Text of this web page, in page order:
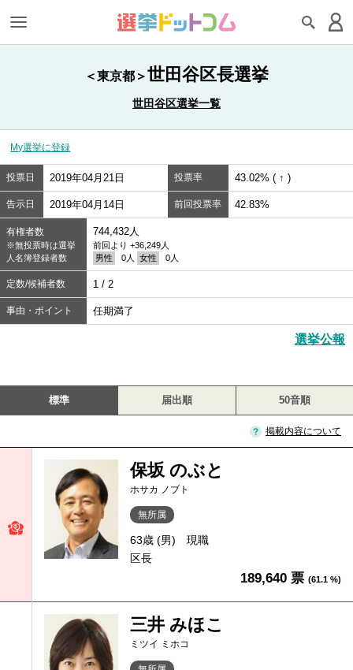
＜東京都＞世田谷区長選挙
世田谷区選挙一覧
My選挙に登録
投票日 2019年04月21日 投票率 43.02% ( ↑ )
告示日 2019年04月14日 前回投票率 42.83%
有権者数
※無投票時は選挙
人名簿登録者数
744,432人
前回より +36,249人
男性
0人 女性 0人
定数/候補者数 1 / 2
事由・ポイント 任期満了
選挙公報
標準 届出順 50音順
掲載内容について
保坂 のぶと
ホサカ ノブト
無所属
63歳 (男)
現職
区長
189,640 票 (61.1 %)
三井 みほこ
ミツイ ミホコ